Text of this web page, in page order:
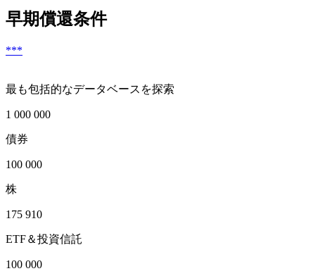
早期償還条件
***
最も包括的なデータベースを探索
1 000 000
債券
100 000
株
175 910
ETF＆投資信託
100 000